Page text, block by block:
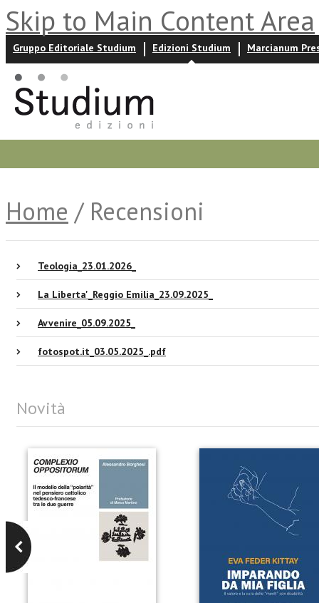
Skip to Main Content Area
Gruppo Editoriale Studium Edizioni Studium Marcianum
Home / Recensioni
Teologia_23.01.2026_
La Liberta'_Reggio Emilia_23.09.2025_
Avvenire_05.09.2025_
fotospot.it_03.05.2025_.pdf
Novità